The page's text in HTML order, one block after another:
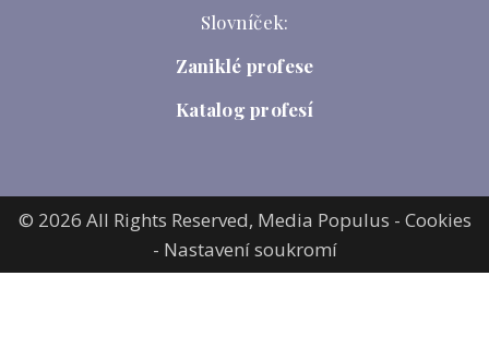
Slovníček:
Zaniklé profese
Katalog profesí
© 2026 All Rights Reserved, Media Populus - Cookies
- Nastavení soukromí